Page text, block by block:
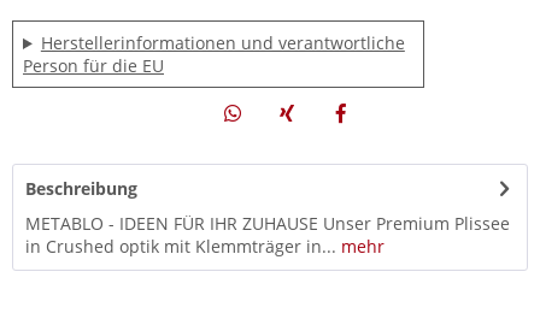
Herstellerinformationen und verantwortliche
Person für die EU
Beschreibung
METABLO - IDEEN FÜR IHR ZUHAUSE Unser Premium Plissee
in Crushed optik mit Klemmträger in... mehr